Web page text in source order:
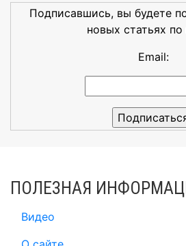
Подписавшись, вы будете
новых статьях по
Email:
ПОЛЕЗНАЯ
Видео